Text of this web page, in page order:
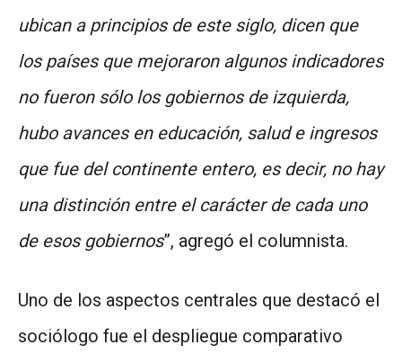
ubican a principios de este siglo, dicen que
los países que mejoraron algunos indicadores
no fueron sólo los gobiernos de izquierda,
hubo avances en educación, salud e ingresos
que fue del continente entero, es decir, no hay
una distinción entre el carácter de cada uno
de esos gobiernos”, agregó el columnista.
Uno de los aspectos centrales que destacó el
sociólogo fue el despliegue comparativo